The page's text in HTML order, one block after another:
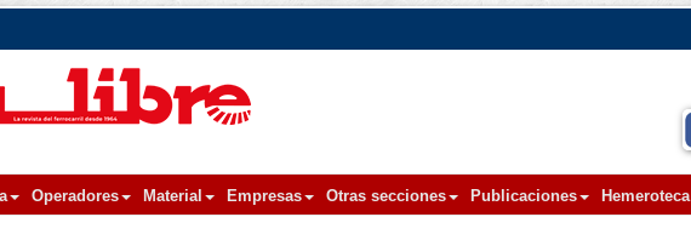
Operadores Material Empresas Otras secciones Publicaciones Hemeroteca